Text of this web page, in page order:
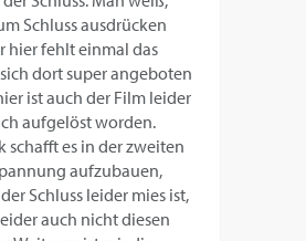
Schluss ausdrücken
hier fehlt einmal das
dort super angeboten
ist auch der Film leider
aufgelöst worden.
schafft es in der zweiten
aufzubauen,
Schluss leider mies ist,
auch nicht diesen